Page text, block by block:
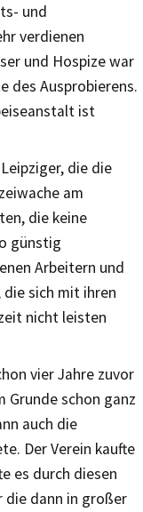
und
verdienen
und Hospize war
des Ausprobierens.
ist
die die
am
die keine
günstig
Arbeitern und
sich mit ihren
nicht leisten
vier Jahre zuvor
Grunde schon ganz
auch die
Der Verein kaufte
es durch diesen
die dann in großer